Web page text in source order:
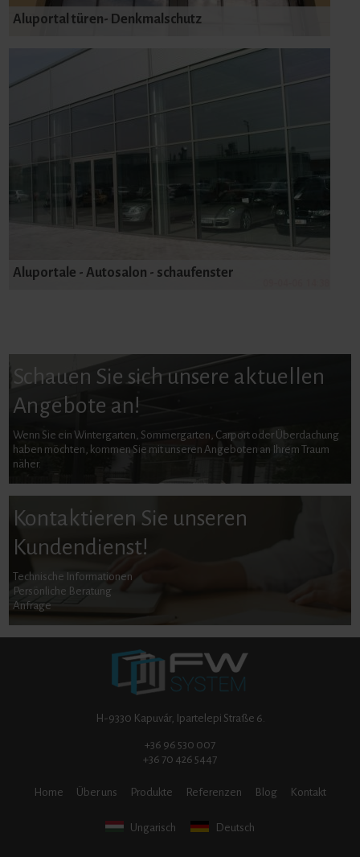
Aluportal türen- Denkmalschutz
Aluportale - Autosalon - schaufenster
Schauen Sie sich unsere aktuellen
Angebote an!
Wenn Sie ein Wintergarten, Sommergarten, Carport oder Überdachung
haben möchten, kommen Sie mit unseren Angeboten an Ihrem Traum
näher.
Kontaktieren Sie unseren
Kundendienst!
Technische Informationen
Persönliche Beratung
Anfrage
H-9330 Kapuvár, Ipartelepi Straße 6.
+36 96 530 007
+36 70 426 5447
Home Über uns Produkte Referenzen Blog Kontakt
Ungarisch Deutsch